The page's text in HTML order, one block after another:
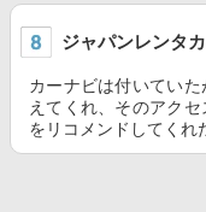
ジャパンレンタ
カーナビは付いてい
えてくれ、そのアク
をリコメンドしてくれ